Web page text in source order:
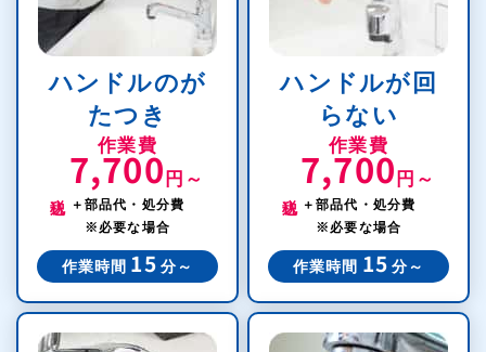
ハンドルのが
たつき
作業費
7,700 円～
＋部品代・処分費
※必要な場合
作業時間 15 分～
ハンドルが回
らない
作業費
7,700 円～
＋部品代・処分費
※必要な場合
作業時間 15 分～